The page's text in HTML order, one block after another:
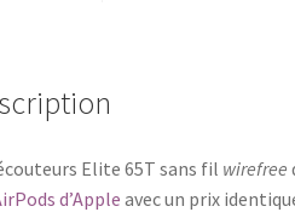
Elite 65T sans fil wirefree
d’Apple avec un prix